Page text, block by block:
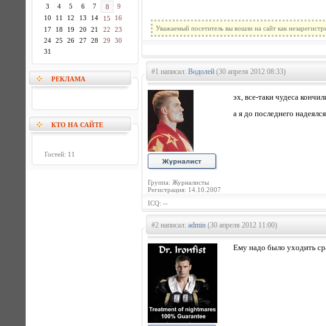
3
4 5 6 7 8
9
10
11 12 13 14 15
16
17
18 19 20 21 22
23
24
25 26 27 28 29
30
31
РЕКЛАМА
КТО НА САЙТЕ
Гостей: 11
Уважаемый посетитель вы вошли на сайт как
#1 написал: Водолей (30 апреля 2012 08:33)
Группа: Журналисты
Регистрация: 14.10.2007
эх, все-таки чудеса
а я до последнего
ICQ: --
#2 написал: admin (30 апреля 2012 11:00)
Ему надо было уходить